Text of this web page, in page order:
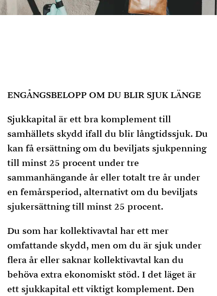
ENGÅNGSBELOPP OM DU BLIR SJUK LÄNGE
Sjukkapital är ett bra komplement till
samhällets skydd ifall du blir långtidssjuk. Du
kan få ersättning om du beviljats sjukpenning
till minst 25 procent under tre
sammanhängande år eller totalt tre år under
en femårsperiod, alternativt om du beviljats
sjukersättning till minst 25 procent.
Du som har kollektivavtal har ett mer
omfattande skydd, men om du är sjuk under
flera år eller saknar kollektivavtal kan du
behöva extra ekonomiskt stöd. I det läget är
ett sjukkapital ett viktigt komplement. Den